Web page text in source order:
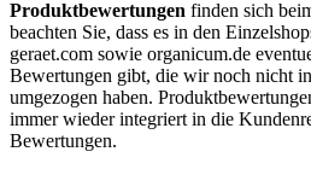
Produktbewertungen finden sich
beachten Sie, dass es in den
geraet.com sowie organicum.de
Bewertungen gibt, die wir noch nicht
umgezogen haben.
immer wieder integriert in die
Bewertungen.